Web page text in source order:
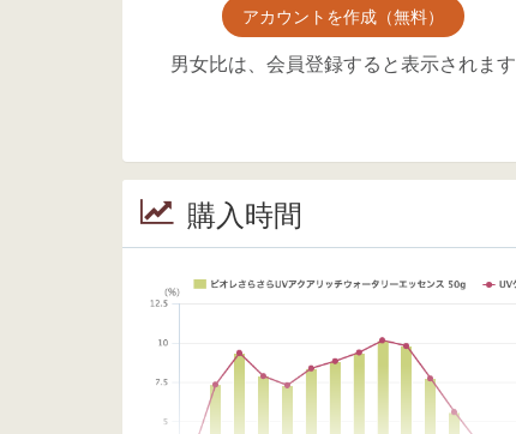
アカウントを作成（無料）
男女比は、会員登録すると表示されます
購入時間